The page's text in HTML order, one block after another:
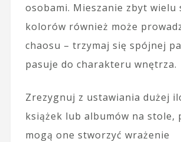
osobami. Mieszanie zbyt wielu
kolorów również może
chaosu – trzymaj się spójnej
pasuje do charakteru wnętrza.
Zrezygnuj z ustawiania dużej
książek lub albumów na stole,
mogą one stworzyć wrażenie